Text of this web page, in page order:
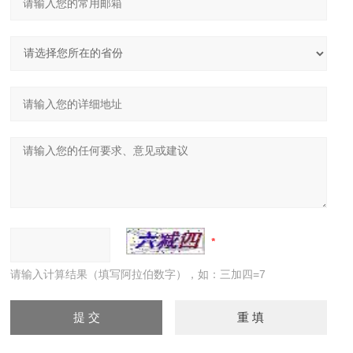
请输入计算结果（填写阿拉伯数字），如：三加四=7